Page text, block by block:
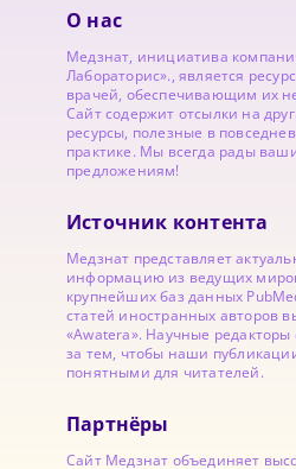
О нас
Медзнат, инициатива
Лабораторис»., является
врачей, обеспечивающим их
Сайт содержит отсылки на
ресурсы, полезные в
практике. Мы всегда рады
предложениям!
Источник контента
Медзнат представляет
информацию из ведущих
крупнейших баз данных
статей иностранных авторов
«Awatera». Научные редакторы
за тем, чтобы наши
понятными для читателей.
Партнёры
Сайт Медзнат объединяет